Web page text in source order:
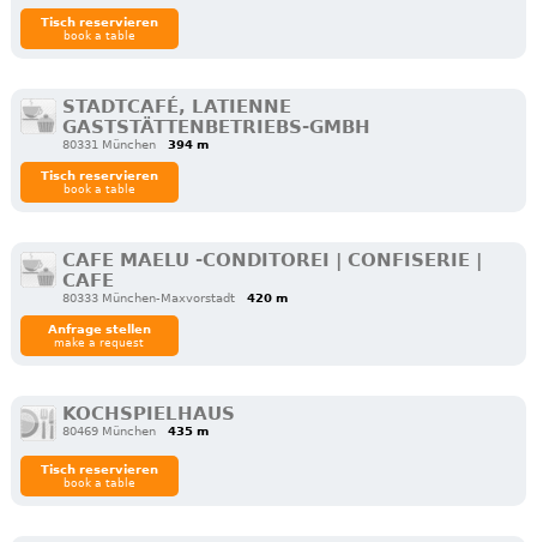
Tisch reservieren
book a table
STADTCAFÉ, LATIENNE
GASTSTÄTTENBETRIEBS-GMBH
80331 München 394 m
Tisch reservieren
book a table
CAFE MAELU -CONDITOREI | CONFISERIE |
CAFE
80333 München-Maxvorstadt 420 m
Anfrage stellen
make a request
KOCHSPIELHAUS
80469 München 435 m
Tisch reservieren
book a table